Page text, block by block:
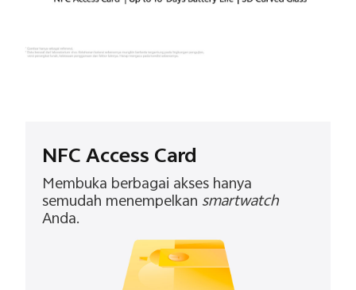
NFC Access Card
Membuka berbagai akses hanya
semudah menempelkan smartwatch
Anda.